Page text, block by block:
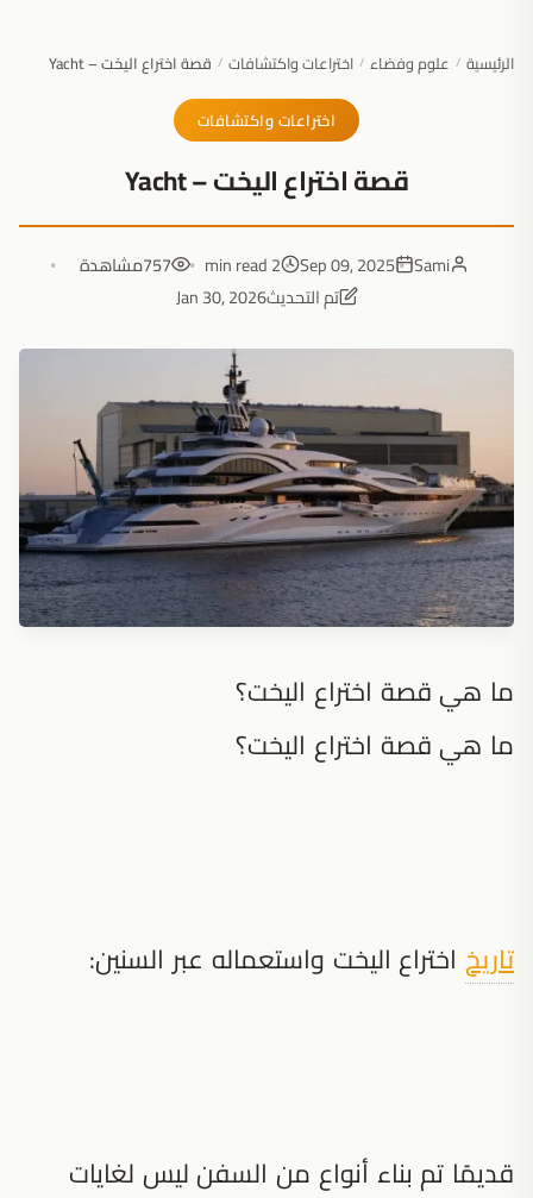
الرئيسية / علوم وفضاء / اختراعات واكتشافات / قصة اختراع اليخت – Yacht
اختراعات واكتشافات
قصة اختراع اليخت – Yacht
Sami
Sep 09, 2025
2 min read
757مشاهدة
تم التحديثJan 30, 2026
ما هي قصة اختراع اليخت؟
ما هي قصة اختراع اليخت؟
تاريخ اختراع اليخت واستعماله عبر السنين:
قديمًا تم بناء أنواع من السفن ليس لغايات